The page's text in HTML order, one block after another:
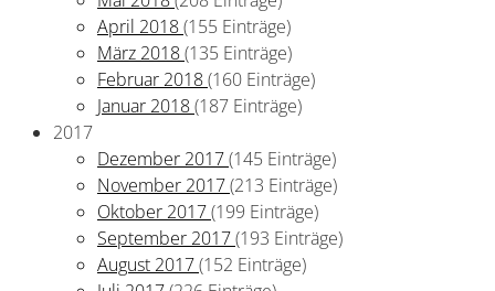
April 2018(155 Einträge)
März 2018(135 Einträge)
Februar 2018(160 Einträge)
Januar 2018(187 Einträge)
2017
Dezember 2017(145 Einträge)
November 2017(213 Einträge)
Oktober 2017(199 Einträge)
September 2017(193 Einträge)
August 2017(152 Einträge)